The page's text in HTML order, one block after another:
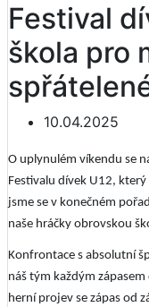
Festival
škola pro
10.04.2025
O uplynulém víkendu se
Festivalu dívek U12,
jsme se v konečném
naše hráčky obrovskou
Konfrontace s absolutní
náš tým každým
herní projev se zápas od